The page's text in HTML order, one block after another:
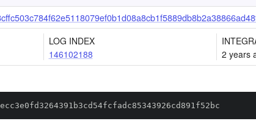
LOG INDEX
146102188
2 years